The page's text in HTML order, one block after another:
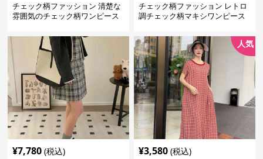
チェック柄ファッション 清楚な
雰囲気のチェック柄ワンピース
チェック柄ファッション レトロ
調チェック柄マキシワンピース
¥7,780 (税込)
人気
¥3,580 (税込)